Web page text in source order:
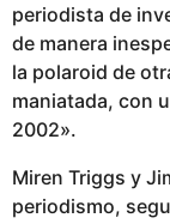
periodista de
de manera
la polaroid de
maniatada, con
2002».
Miren Triggs y
periodismo,